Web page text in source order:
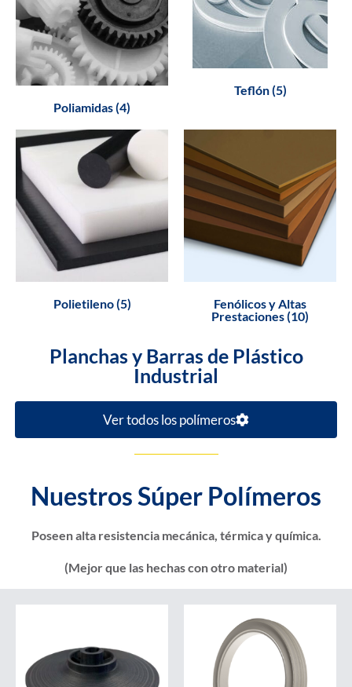
Poliamidas (4)
Teflón (5)
Polietileno (5)
Fenólicos y Altas
Prestaciones (10)
Planchas y Barras de Plástico
Industrial
Ver todos los polímeros
Nuestros Súper Polímeros
Poseen alta resistencia mecánica, térmica y química.
(Mejor que las hechas con otro material)